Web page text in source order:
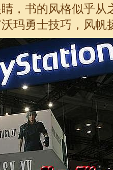
，书的风格似乎从
玛勇士技巧，风帆